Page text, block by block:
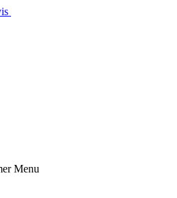
Menu